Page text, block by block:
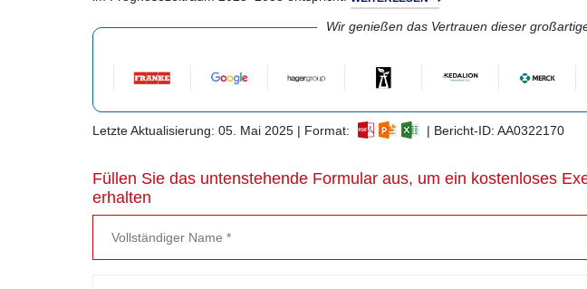
Wir genießen das Vertrauen dieser
Letzte Aktualisierung: 05. Mai 2025 | Format: | Bericht-ID: AA0322170
Füllen Sie das untenstehende Formular aus, um ein kostenloses
erhalten